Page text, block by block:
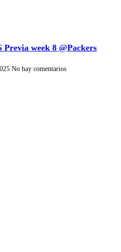
Previa week 8 @Packers
No hay comentarios